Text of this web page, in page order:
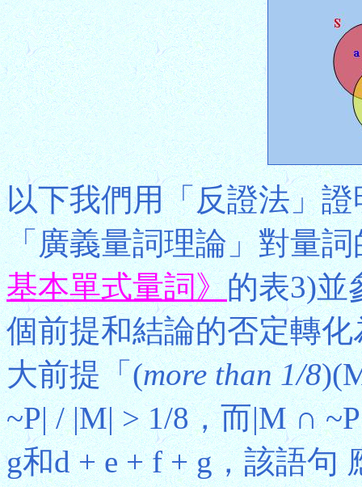
以下我們用「反證法」
「廣義量詞理論」對量
基本單式量詞》的表3)並
個前提和結論的否定轉
大前提「(more than 1/8
~P| / |M| > 1/8，而|M ∩
g和d + e + f + g，該語句